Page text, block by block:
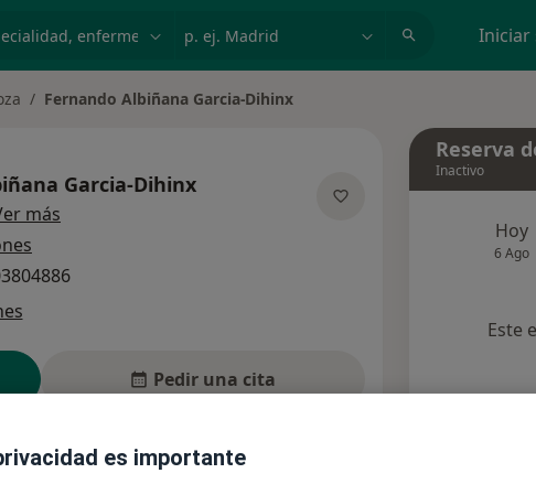
Iniciar
Fernando Albiñana Garcia-Dihinx
Garcia-Dihinx
más
Pedir una cita
Aseguradoras Opiniones (2)
Reserva
Inactivo
Hoy
6 Ago
Este
es importante